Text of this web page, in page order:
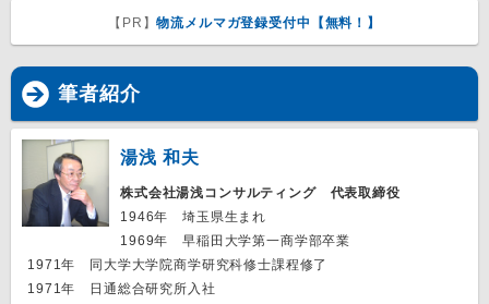
【PR】物流メルマガ登録受付中【無料！】
筆者紹介
湯浅 和夫
株式会社湯浅コンサルティング 代表取締役
1946年 埼玉県生まれ
1969年 早稲田大学第一商学部卒業
1971年 同大学大学院商学研究科修士課程修了
1971年 日通総合研究所入社